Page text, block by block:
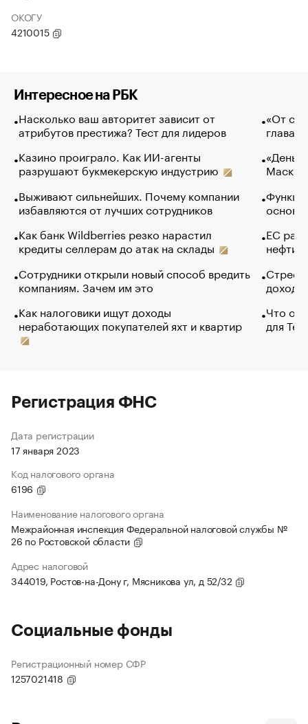
ОКОГУ
4210015
Интересное на РБК
Насколько ваш авторитет зависит от
атрибутов престижа? Тест для лидеров
Казино проиграло. Как ИИ-агенты
разрушают букмекерскую индустрию
Выживают сильнейших. Почему компании
избавляются от лучших сотрудников
Как банк Wildberries резко нарастил
кредиты селлерам до атак на склады
Сотрудники открыли новый способ вредить
компаниям. Зачем им это
Как налоговики ищут доходы
неработающих покупателей яхт и квартир
«От
глава
Маск в
основ
ЕС
нефти
Что
для
Регистрация ФНС
Дата регистрации
17 января 2023
Код налогового органа
6196
Наименование налогового органа
Межрайонная инспекция Федеральной налоговой службы №
26 по Ростовской области
Адрес налоговой
344019, Ростов-на-Дону г, Мясникова ул, д 52/32
Социальные фонды
Регистрационный номер СФР
1257021418